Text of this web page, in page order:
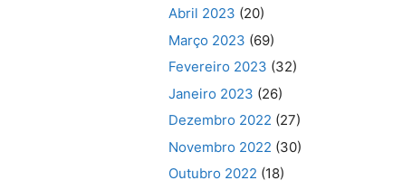
Abril 2023 (20)
Março 2023 (69)
Fevereiro 2023 (32)
Janeiro 2023 (26)
Dezembro 2022 (27)
Novembro 2022 (30)
Outubro 2022 (18)